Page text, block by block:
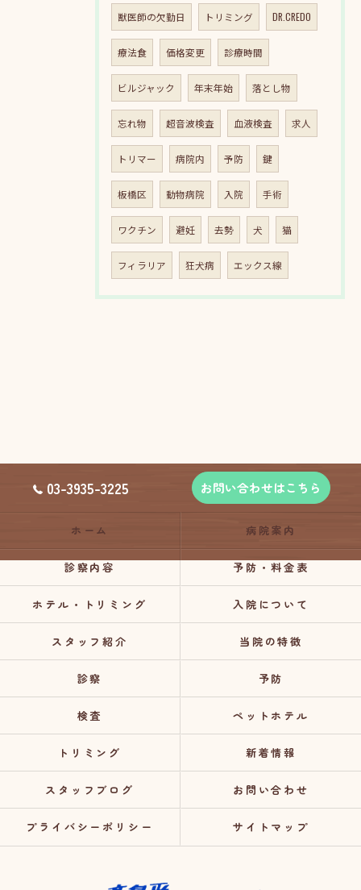
獣医師の欠勤日 トリミング DR.CREDO
療法食 価格変更 診療時間
ビルジャック 年末年始 落とし物
忘れ物 超音波検査 血液検査 求人
トリマー 病院内 予防 鍵
板橋区 動物病院 入院 手術
ワクチン 避妊 去勢 犬 猫
フィラリア 狂犬病 エックス線
03-3935-3225 お問い合わせはこちら
ホーム 病院案内
診察内容 予防・料金表
ホテル・トリミング 入院について
スタッフ紹介 当院の特徴
診察 予防
検査 ペットホテル
トリミング 新着情報
スタッフブログ お問い合わせ
プライバシーポリシー サイトマップ